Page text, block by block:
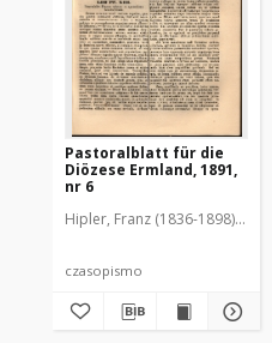
Pastoralblatt für die
Diözese Ermland, 1891,
nr 6
Hipler, Franz (1836-1898). Red.
czasopismo